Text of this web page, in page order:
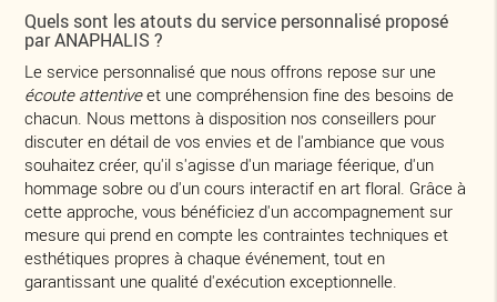
Quels sont les atouts du service personnalisé proposé
par ANAPHALIS ?
Le service personnalisé que nous offrons repose sur une
écoute attentiveet une compréhension fine des besoins de
chacun. Nous mettons à disposition nos conseillers pour
discuter en détail de vos envies et de l'ambiance que vous
souhaitez créer, qu'il s'agisse d'un mariage féerique, d'un
hommage sobre ou d'un cours interactif en art floral. Grâce à
cette approche, vous bénéficiez d'un accompagnement sur
mesure qui prend en compte les contraintes techniques et
esthétiques propres à chaque événement, tout en
garantissant une qualité d'exécution exceptionnelle.